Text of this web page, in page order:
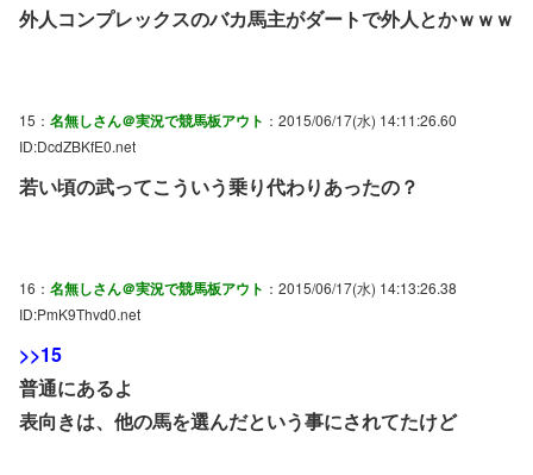
外人コンプレックスのバカ馬主がダートで外人とかｗｗｗ
15： 名無しさん＠実況で競馬板アウト ：2015/06/17(水) 14:11:26.60
ID:DcdZBKfE0.net
若い頃の武ってこういう乗り代わりあったの？
16： 名無しさん＠実況で競馬板アウト ：2015/06/17(水) 14:13:26.38
ID:PmK9Thvd0.net
>>15
普通にあるよ
表向きは、他の馬を選んだという事にされてたけど